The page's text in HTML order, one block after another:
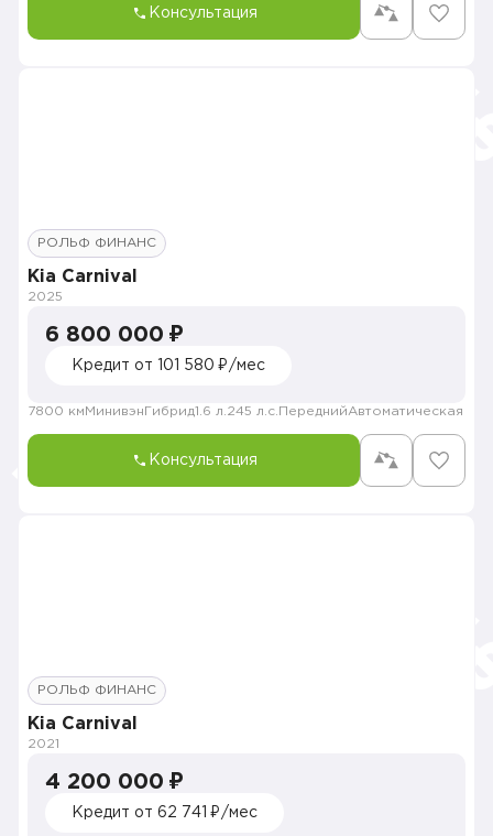
Консультация
РОЛЬФ ФИНАНС
Kia Carnival
2025
6 800 000 ₽
Кредит от 101 580 ₽/мес
7800 км Минивэн Гибрид1.6 л. 245 л.с. ПереднийАвтоматическая
Консультация
РОЛЬФ ФИНАНС
Kia Carnival
2021
4 200 000 ₽
Кредит от 62 741 ₽/мес